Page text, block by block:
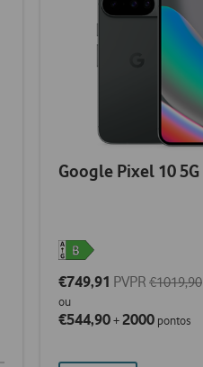
Google Pixel 10 5G
€749,91 PVPR €1019,90
ou
€544,90+2000 pontos